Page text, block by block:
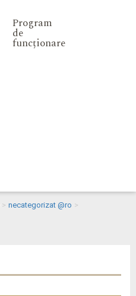
Program
de
funcționare
> necategorizat @ro >